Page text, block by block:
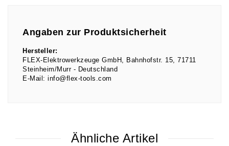
Angaben zur Produktsicherheit
Hersteller:
FLEX-Elektrowerkzeuge GmbH
Bahnhofstr. 15
71711
Steinheim/Murr
Deutschland
E-Mail: info@flex-tools.com
Ähnliche Artikel